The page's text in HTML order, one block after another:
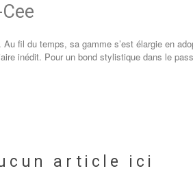
fil du temps, sa gamme s’est élargie en
inédit. Pour un bond stylistique dans le
article ici